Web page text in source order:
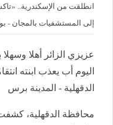
انطلقت من الإسكندرية..
إلى المستشفيات بالمجان -
عزيزي الزائر أهلا
اليوم أب يعذب ابنته
الدقهلية - المدينة برس
محافظة الدقهلية،